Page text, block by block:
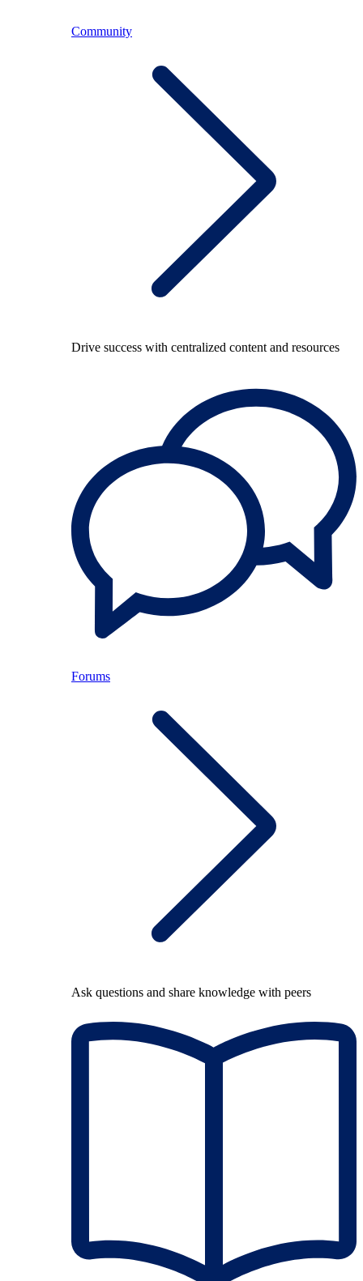
Community
Drive success with centralized content and resources
Forums
Ask questions and share knowledge with peers